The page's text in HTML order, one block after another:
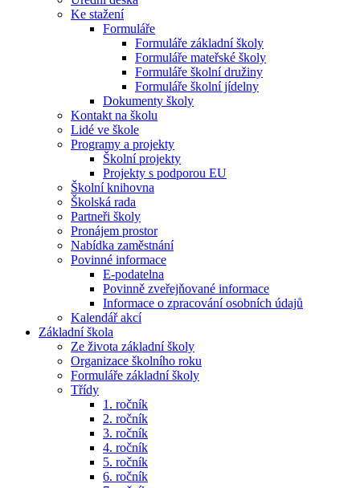
Ke stažení
Formuláře
Formuláře základní školy
Formuláře mateřské školy
Formuláře školní družiny
Formuláře školní jídelny
Dokumenty školy
Kontakt na školu
Lidé ve škole
Programy a projekty
Školní projekty
Projekty s podporou EU
Školní knihovna
Školská rada
Partneři školy
Pronájem prostor
Nabídka zaměstnání
Povinné informace
E-podatelna
Povinně zveřejňované informace
Informace o zpracování osobních údajů
Kalendář akcí
Základní škola
Ze života základní školy
Organizace školního roku
Formuláře základní školy
Třídy
1. ročník
2. ročník
3. ročník
4. ročník
5. ročník
6. ročník